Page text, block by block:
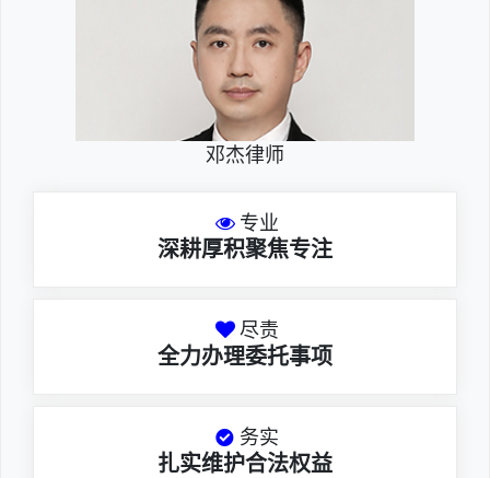
邓杰律师
专业
深耕厚积聚焦专注
尽责
全力办理委托事项
务实
扎实维护合法权益